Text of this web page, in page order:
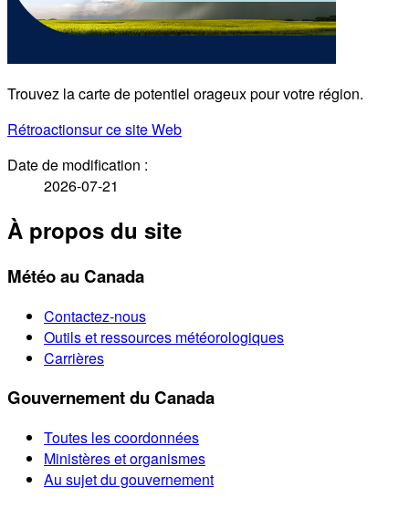
Trouvez la carte de potentiel orageux pour votre région.
Rétroactionsur ce site Web
Date de modification :
2026-07-21
À propos du site
Météo au Canada
Contactez-nous
Outils et ressources météorologiques
Carrières
Gouvernement du Canada
Toutes les coordonnées
Ministères et organismes
Au sujet du gouvernement